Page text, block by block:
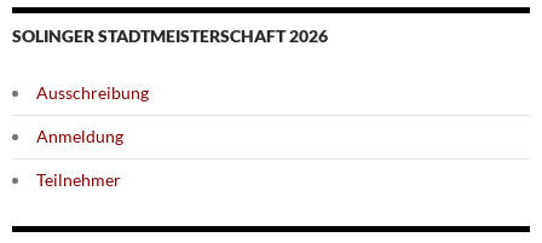
SOLINGER STADTMEISTERSCHAFT 2026
Ausschreibung
Anmeldung
Teilnehmer